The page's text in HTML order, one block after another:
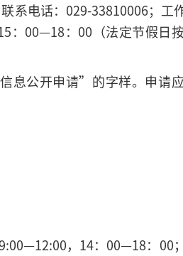
电话：029-33810006；工作
：00—18：00（法定节假日
息公开申请”的字样。申请
，14：00—18：00